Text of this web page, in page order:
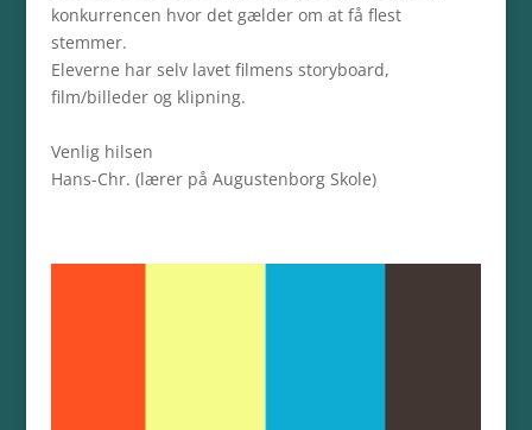
konkurrencen hvor det gælder om at få flest
stemmer.
Eleverne har selv lavet filmens storyboard,
film/billeder og klipning.
Venlig hilsen
Hans-Chr. (lærer på Augustenborg Skole)